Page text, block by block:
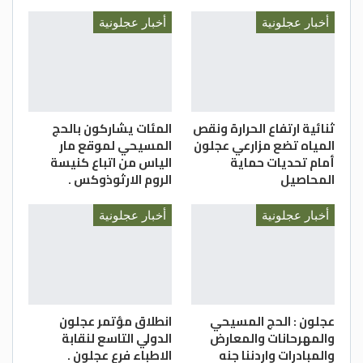
أخبار عجلونية
ثنائية ارتفاع الحرارة ونقص
المياه تضع مزارعي عجلون
أمام تحديات حماية
المحاصيل
أخبار عجلونية
المئات يشاركون بالحج
المسيحي لموقع مار
الياس من اتباع كنيسة
الروم الارثوذوكس .
أخبار عجلونية
عجلون : الحج المسيحي
والمهرحانات والمعارض
والمبادرات واردننا جنه
أخبار عجلونية
انطلاق مؤتمر عجلون
الدولي التاسع لنقابة
الاطباء فرع عجلون .